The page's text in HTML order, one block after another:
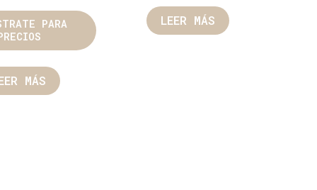
PARA
MÁS
LEER MÁS